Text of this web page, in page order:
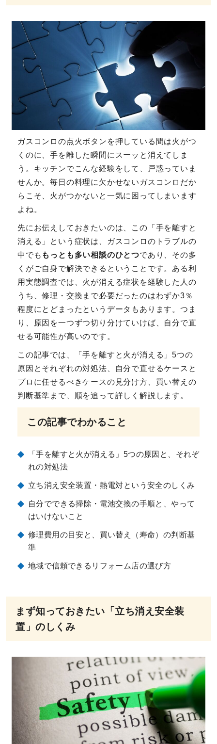
ガスコンロの点火ボタンを押している間は火がつ
くのに、手を離した瞬間にスーッと消えてしま
う。キッチンでこんな経験をして、戸惑っていま
せんか。毎日の料理に欠かせないガスコンロだか
らこそ、火がつかないと一気に困ってしまいます
よね。
先にお伝えしておきたいのは、この「手を離すと
消える」という症状は、ガスコンロのトラブルの
中でも もっとも多い相談のひとつであり、その多
くがご自身で解決できるということです。ある利
用実態調査では、火が消える症状を経験した人の
うち、修理・交換まで必要だったのはわずか3％
程度にとどまったというデータもあります。つま
り、原因を一つずつ切り分けていけば、自分で直
せる可能性が高いのです。
この記事では、「手を離すと火が消える」5つの
原因とそれぞれの対処法、自分で直せるケースと
プロに任せるべきケースの見分け方、買い替えの
判断基準まで、順を追って詳しく解説します。
この記事でわかること
「手を離すと火が消える」5つの原因と、それぞ
れの対処法
立ち消え安全装置・熱電対という安全のしくみ
自分でできる掃除・電池交換の手順と、やって
はいけないこと
修理費用の目安と、買い替え（寿命）の判断基
準
地域で信頼できるリフォーム店の選び方
まず知っておきたい「立ち消え安全装
置」のしくみ